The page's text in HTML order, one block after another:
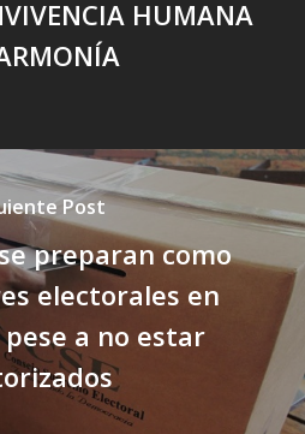
HUMANA
Post
preparan como
electorales en
a no estar